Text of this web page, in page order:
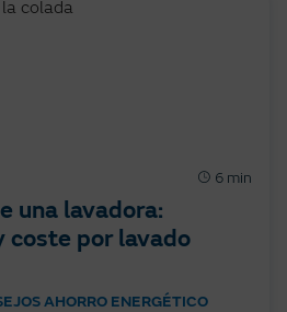
6 min
una lavadora:
coste por lavado
AHORRO ENERGÉTICO